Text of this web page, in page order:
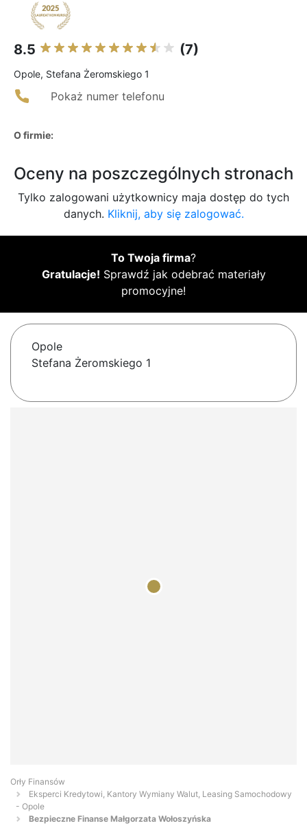
8.5 (7)
Opole, Stefana Żeromskiego 1
Pokaż numer telefonu
O firmie:
Oceny na poszczególnych stronach
Tylko zalogowani użytkownicy maja dostęp do tych
danych. Kliknij, aby się zalogować.
To Twoja firma?
Gratulacje! Sprawdź jak odebrać materiały
promocyjne!
Opole
Stefana Żeromskiego 1
Orły Finansów
Eksperci Kredytowi, Kantory Wymiany Walut, Leasing Samochodowy
- Opole
Bezpieczne Finanse Małgorzata Wołoszyńska